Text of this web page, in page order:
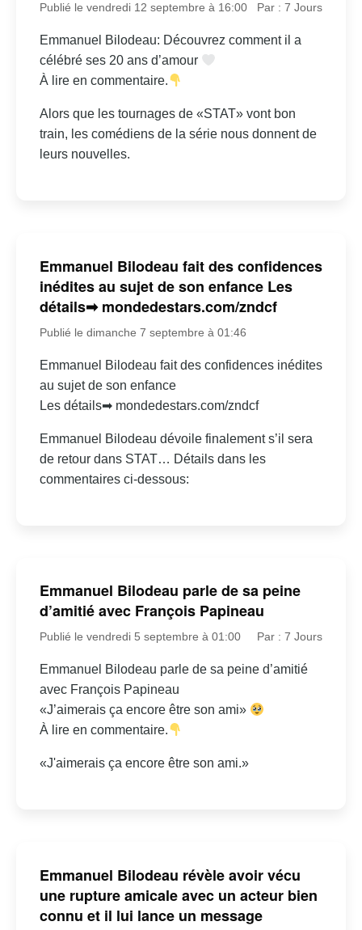
Publié le vendredi 12 septembre à 16:00 Par : 7 Jours
Emmanuel Bilodeau: Découvrez comment il a
célébré ses 20 ans d’amour
À lire en commentaire.
Alors que les tournages de «STAT» vont bon
train, les comédiens de la série nous donnent de
leurs nouvelles.
Emmanuel Bilodeau fait des confidences
inédites au sujet de son enfance Les
détails➡ mondedestars.com/zndcf
Publié le dimanche 7 septembre à 01:46
Emmanuel Bilodeau fait des confidences inédites
au sujet de son enfance
Les détails➡ mondedestars.com/zndcf
Emmanuel Bilodeau dévoile finalement s’il sera
de retour dans STAT… Détails dans les
commentaires ci-dessous:
Emmanuel Bilodeau parle de sa peine
d’amitié avec François Papineau
Publié le vendredi 5 septembre à 01:00 Par : 7 Jours
Emmanuel Bilodeau parle de sa peine d’amitié
avec François Papineau
«J’aimerais ça encore être son ami»
À lire en commentaire.
«J'aimerais ça encore être son ami.»
Emmanuel Bilodeau révèle avoir vécu
une rupture amicale avec un acteur bien
connu et il lui lance un message